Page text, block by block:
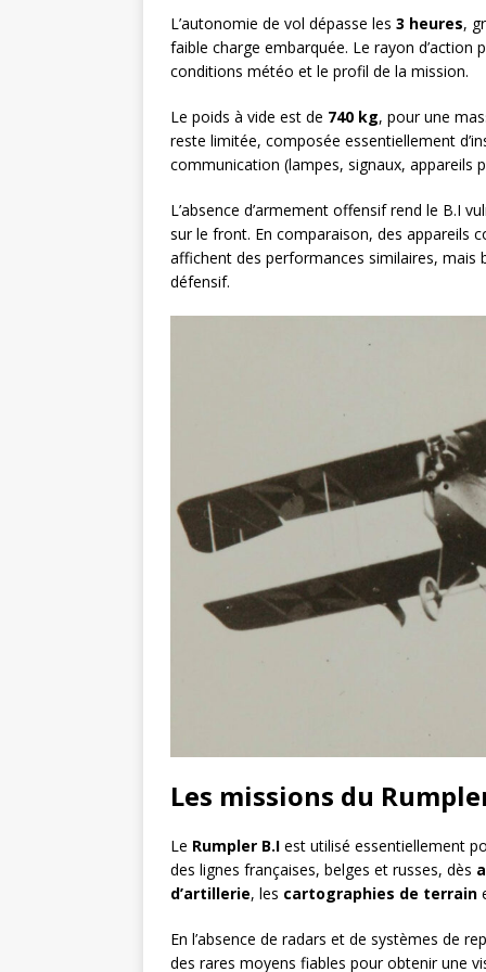
L’autonomie de vol dépasse les 3 heures,
faible charge embarquée. Le rayon
conditions météo et le profil de la mission.
Le poids à vide est de 740 kg, pour une
reste limitée, composée essentiellement
communication (lampes, signaux, appareils
L’absence d’armement offensif rend le B.I
sur le front. En comparaison, des appareils
affichent des performances similaires, mais
défensif.
Les missions du
Le Rumpler B.I est utilisé essentiellement
des lignes françaises, belges et russes, dès
d’artillerie, les cartographies de terrain
En l’absence de radars et de systèmes de
des rares moyens fiables pour obtenir une